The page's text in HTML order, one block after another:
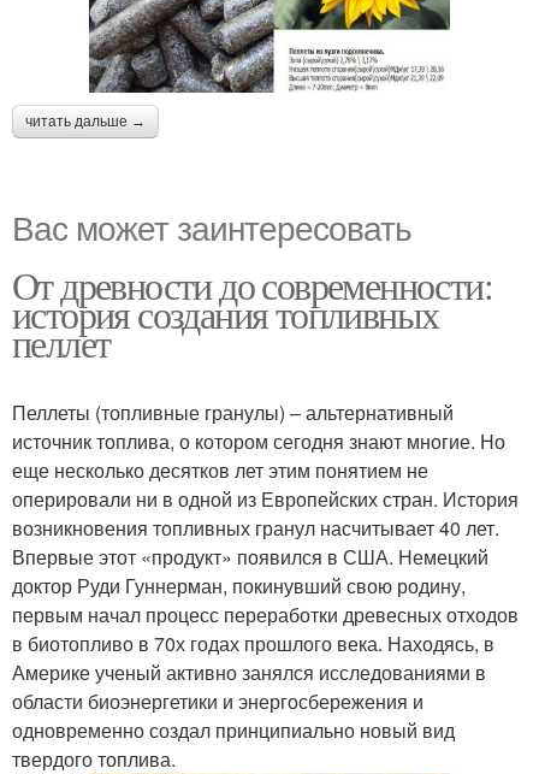
читать дальше →
Вас может заинтересовать
От древности до современности:
история создания топливных
пеллет
Пеллеты (топливные гранулы) – альтернативный
источник топлива, о котором сегодня знают многие. Но
еще несколько десятков лет этим понятием не
оперировали ни в одной из Европейских стран. История
возникновения топливных гранул насчитывает 40 лет.
Впервые этот «продукт» появился в США. Немецкий
доктор Руди Гуннерман, покинувший свою родину,
первым начал процесс переработки древесных отходов
в биотопливо в 70х годах прошлого века. Находясь, в
Америке ученый активно занялся исследованиями в
области биоэнергетики и энергосбережения и
одновременно создал принципиально новый вид
твердого топлива.